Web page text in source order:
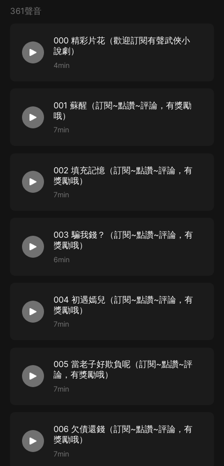
361聲音
000 精彩片花（歡迎訂閱有聲武俠小
說劇）
4min
001 蘇醒（訂閱~點讚~評論，有獎勵
哦）
7min
002 填充記憶（訂閱~點讚~評論，有
獎勵哦）
7min
003 騙我錢？（訂閱~點讚~評論，有
獎勵哦）
6min
004 初遇嫣兒（訂閱~點讚~評論，有
獎勵哦）
7min
005 當老子好欺負呢（訂閱~點讚~評
論，有獎勵哦）
7min
006 欠債還錢（訂閱~點讚~評論，有
獎勵哦）
7min